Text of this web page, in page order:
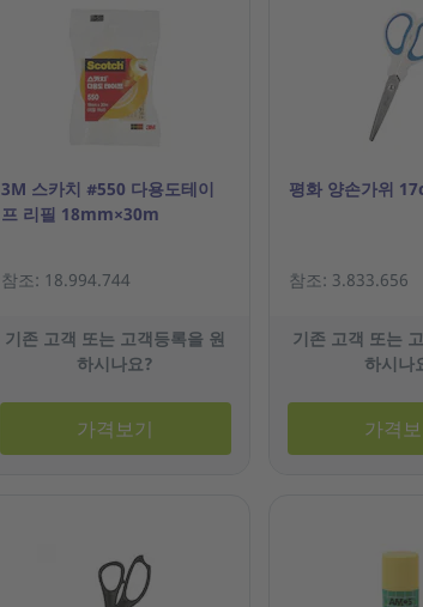
3M 스카치 #550 다용도테이
프 리필 18mm×30m
참조: 18.994.744
기존 고객 또는 고객등록을 원
하시나요?
가격보기
평화 양손가위
참조: 3.833.656
기존 고객 또는
하시나
가격